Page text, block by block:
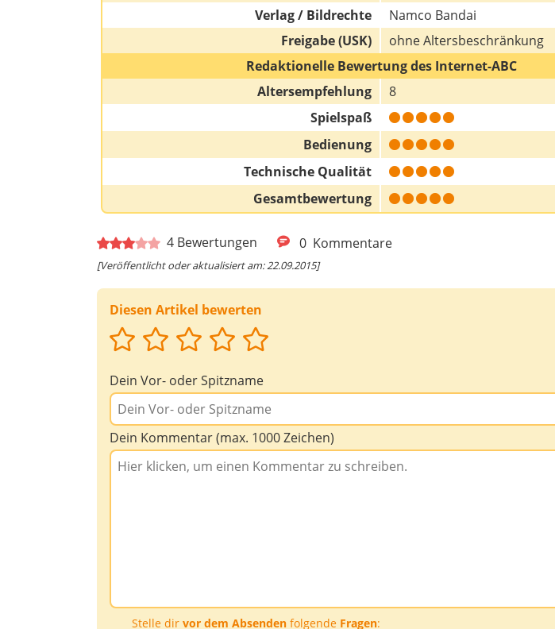
Verlag / Bildrechte
Namco Bandai
Freigabe (USK)
ohne Altersbeschränkung
Redaktionelle Bewertung des Internet-ABC
Altersempfehlung
8
Spielspaß
Bedienung
Technische Qualität
Gesamtbewertung
4 Bewertungen 0 Kommentare
[Veröffentlicht oder aktualisiert am: 22.09.2015]
Diesen Artikel bewerten
Dein Vor- oder Spitzname
Dein Kommentar (max. 1000 Zeichen)
Stelle dir vor dem Absenden folgende Fragen: